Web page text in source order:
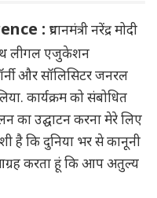
: प्रधानमंत्री नरेंद्र मोदी
लीगल एजुकेशन
और सॉलिसिटर जनरल
कार्यक्रम को संबोधित
का उद्घाटन करना मेरे लिए
है कि दुनिया भर से कानूनी
करता हूं कि आप अतुल्य